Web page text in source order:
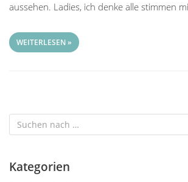
aussehen. Ladies, ich denke alle stimmen
WEITERLESEN »
Kategorien